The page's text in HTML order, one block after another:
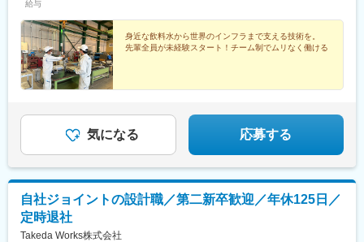
給与
身近な飲料水から世界のインフラまで支える技術を。
先輩全員が未経験スタート！チーム制でムリなく働ける
気になる 応募する
自社ジョイントの設計職／第二新卒歓迎／年休125日／
定時退社
Takeda Works株式会社